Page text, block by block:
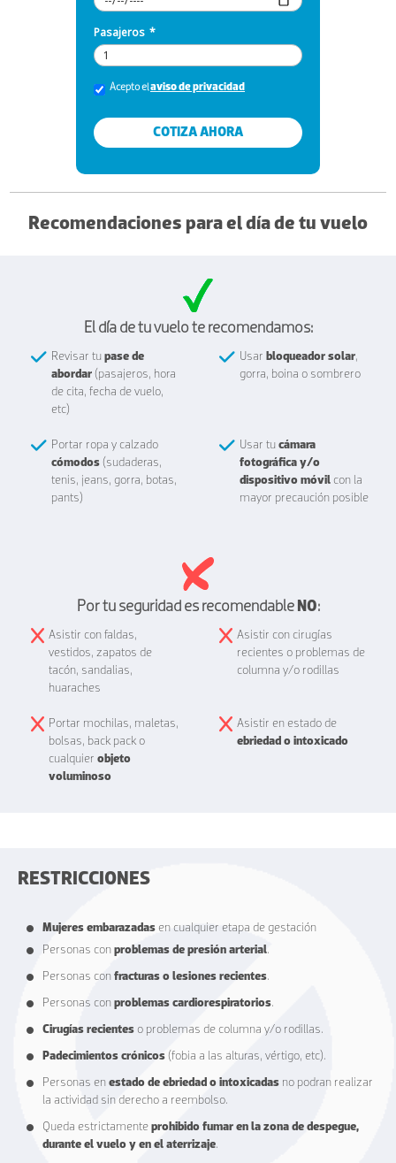
Pasajeros *
Acepto elaviso de privacidad
COTIZA AHORA
Recomendaciones para el día de tu vuelo
El día de tu vuelo te recomendamos:
Revisar tu pase de
abordar (pasajeros, hora
de cita, fecha de vuelo,
etc)
Usar bloqueador solar,
gorra, boina o sombrero
Portar ropa y calzado
cómodos (sudaderas,
tenis, jeans, gorra, botas,
pants)
Usar tucámara
fotográfica y/o
dispositivo móvil con la
mayor precaución posible
Por tu seguridad es recomendable NO:
Asistir con faldas,
vestidos, zapatos de
tacón, sandalias,
huaraches
Asistir con cirugías
recientes o problemas de
columna y/o rodillas
Portar mochilas, maletas,
bolsas, back pack o
cualquier objeto
voluminoso
Asistir en estado de
ebriedad o intoxicado
RESTRICCIONES
Mujeres embarazadas en cualquier etapa de gestación
Personas con problemas de presión arterial.
Personas con fracturas o lesiones recientes.
Personas con problemas cardiorespiratorios.
Cirugías recientes o problemas de columna y/o rodillas.
Padecimientos crónicos (fobia a las alturas, vértigo, etc).
Personas en estado de ebriedad o intoxicadas no podran realizar
la actividad sin derecho a reembolso.
Queda estrictamente prohibido fumar en la zona de despegue,
durante el vuelo y en el aterrizaje.